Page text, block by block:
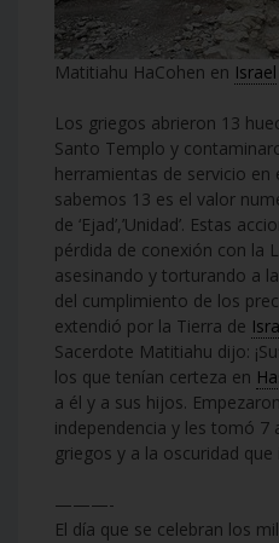
Matitiahu HaCohen en Israel
Los griegos abrieron 13
Santo Templo y
herramientas de servicio
sabemos 13 es el valor
de ‘Ejad’,’Unidad’. Estas
pérdida de conexión con la
asesinando y torturando a
del cumplimiento de los
extendió por la Tierra de
Sacerdote Matitiahu dijo:
los que tenían certeza en
a él y a sus hijos.
independencia y les tomó 7
griegos y a la oscuridad
———-
El día que se celebran los